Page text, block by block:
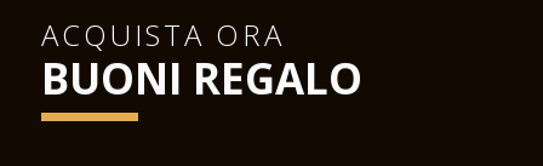
ACQUISTA ORA
BUONI REGALO